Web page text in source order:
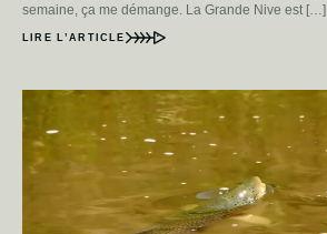
semaine, ça me démange. La Grande Nive est […]
LIRE L’ARTICLE